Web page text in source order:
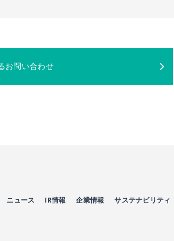
お問い合わせ
ニュース IR情報 企業情報 サステナビリティ